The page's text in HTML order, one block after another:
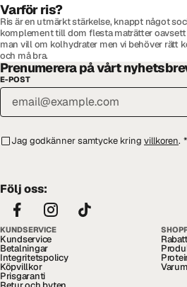
Varför ris?
Ris är en utmärkt stärkelse, knappt något
komplement till dom flesta maträtter oavsett
man vill om kolhydrater men vi behöver rätt
och må bra.
Prenumerera på vårt
E-POST
Jag godkänner samtycke kring villkoren. *
Följ oss:
KUNDSERVICE
Kundservice
Betalningar
Integritetspolicy
Köpvillkor
Prisgaranti